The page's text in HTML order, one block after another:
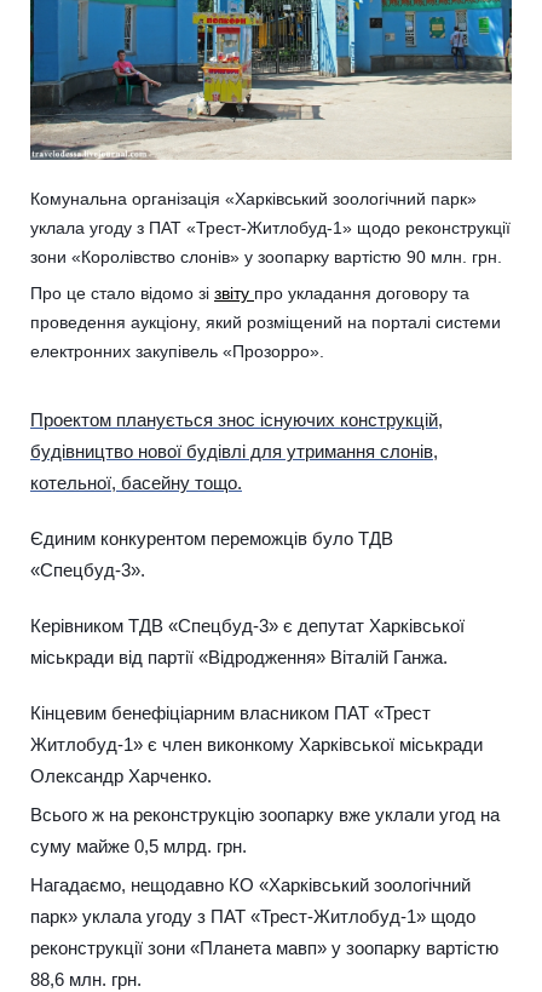
Комунальна організація «Харківський зоологічний парк»
уклала угоду з ПАТ «Трест-Житлобуд-1» щодо реконструкції
зони «Королівство слонів» у зоопарку вартістю 90 млн. грн.
Про це стало відомо зі звіту про укладання договору та
проведення аукціону, який розміщений на порталі системи
електронних закупівель «Прозорро».
Проектом планується знос існуючих конструкцій,
будівництво нової будівлі для утримання слонів,
котельної, басейну тощо.
Єдиним конкурентом переможців було ТДВ
«Спецбуд-3».
Керівником ТДВ «Спецбуд-3» є депутат Харківської
міськради від партії «Відродження» Віталій Ганжа.
Кінцевим бенефіціарним власником ПАТ «Трест
Житлобуд-1» є член виконкому Харківської міськради
Олександр Харченко.
Всього ж на реконструкцію зоопарку вже уклали угод на
суму майже 0,5 млрд. грн.
Нагадаємо, нещодавно КО «Харківський зоологічний
парк» уклала угоду з ПАТ «Трест-Житлобуд-1» щодо
реконструкції зони «Планета мавп» у зоопарку вартістю
88,6 млн. грн.